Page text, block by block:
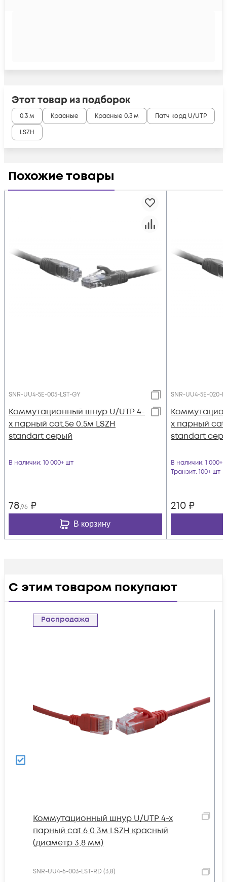
Этот товар из подборок
0.3 м Красные Красные 0.3 м
Патч корд U/UTP
LSZH
Похожие товары
SNR-UU4-5E-005-LST-GY
Коммутационный шнур U/UTP 4-
х парный cat.5e 0.5м LSZH
standart серый
В наличии: 10 000+ шт
78,96 ₽
В корзину
SNR-UU4-5E-020-
х парный
standart
В наличии: 1 000+
Транзит: 100+ шт
210 ₽
С этим товаром покупают
Распродажа
Коммутационный шнур U/UTP 4-х
парный cat.6 0.3м LSZH красный
(диаметр 3,8 мм)
SNR-UU4-6-003-LST-RD (3,8)